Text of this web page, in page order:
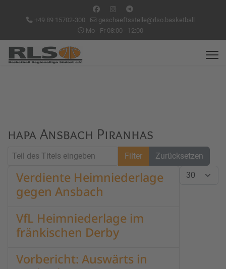
+49 89 15702-300
geschaeftsstelle@rlso.basketball
Mo - Fr 08:00 - 12:00
hapa Ansbach Piranhas
Teil des Titels eingeben
Filter Zurücksetzen
Anzeige #
Verdiente Heimniederlage
gegen Ansbach
VfL Heimniederlage im
fränkischen Derby
Vorbericht: Auswärts in